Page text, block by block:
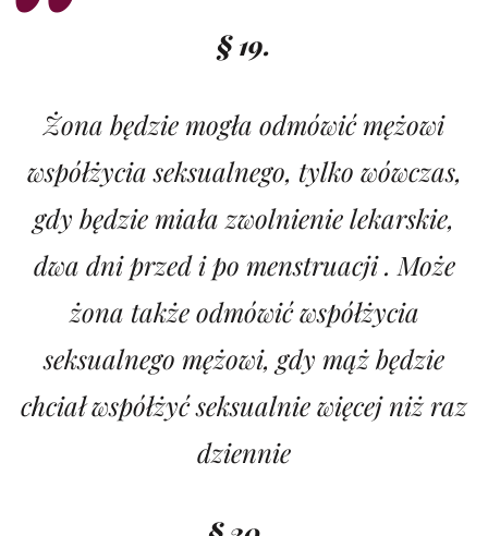
§ 19.
Żona będzie mogła odmówić mężowi
współżycia seksualnego, tylko wówczas,
gdy będzie miała zwolnienie lekarskie,
dwa dni przed i po menstruacji . Może
żona także odmówić współżycia
seksualnego mężowi, gdy mąż będzie
chciał współżyć seksualnie więcej niż raz
dziennie